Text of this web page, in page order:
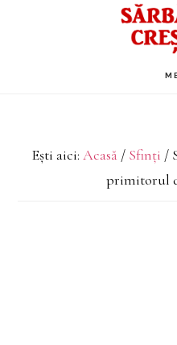
Ești aici: Acasă / Sfinți /
primitorul